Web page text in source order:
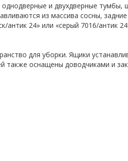
и двухдверные тумбы,
из массива сосны,
24» или «серый 7016/антик
для уборки. Ящики
оснащены доводчиками и